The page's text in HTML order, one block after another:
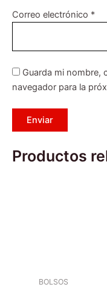
Correo electrónico *
Guarda mi nombre,
navegador para la
Productos
BOLSOS